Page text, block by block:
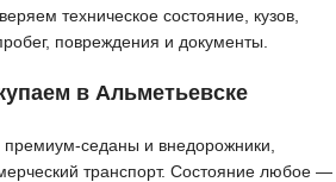
техническое состояние, кузов,
повреждения и документы.
в Альметьевске
седаны и внедорожники,
транспорт. Состояние любое —